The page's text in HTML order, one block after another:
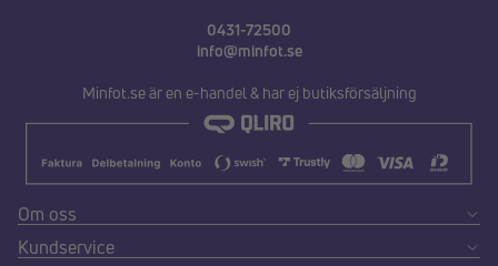
0431-72500
info@minfot.se
Minfot.se är en e-handel & har ej butiksförsäljning
Om oss
Kundservice